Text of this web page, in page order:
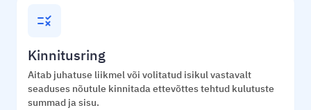
rule
Kinnitusring
Aitab juhatuse liikmel või volitatud isikul vastavalt
seaduses nõutule kinnitada ettevõttes tehtud kulutuste
summad ja sisu.